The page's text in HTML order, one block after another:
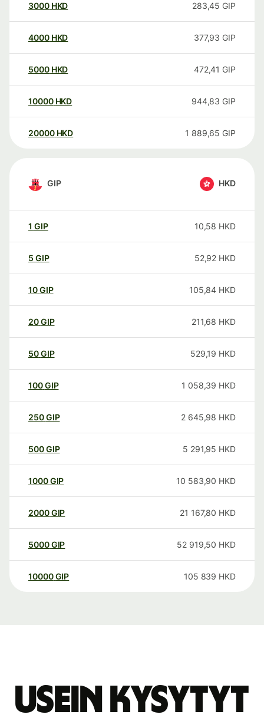
3000 HKD 283,45 GIP
4000 HKD 377,93 GIP
5000 HKD 472,41 GIP
10000 HKD 944,83 GIP
20000 HKD 1 889,65 GIP
GIP HKD
1 GIP 10,58 HKD
5 GIP 52,92 HKD
10GIP 105,84 HKD
20GIP 211,68 HKD
50GIP 529,19 HKD
100GIP 1 058,39 HKD
250GIP 2 645,98 HKD
500GIP 5 291,95 HKD
1000GIP 10 583,90 HKD
2000GIP 21 167,80 HKD
5000GIP 52 919,50 HKD
10000 GIP 105 839 HKD
Usein kysytyt